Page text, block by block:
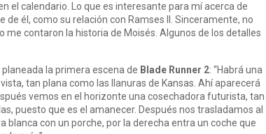
el calendario. Lo que es interesante para mí acerca de
de él, como su relación con Ramses II. Sinceramente, no
contaron la historia de Moisés. Algunos de los detalles
la primera escena de Blade Runner 2: “Habrá una
tan plana como las llanuras de Kansas. Ahí aparecerá
vemos en el horizonte una cosechadora futurista, tan
puesto que es el amanecer. Después nos trasladamos al
con un porche, por la derecha entra un coche que